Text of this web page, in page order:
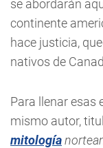
se abordarán
continente
hace justicia,
nativos de
Para llenar esas
mismo autor,
mitología